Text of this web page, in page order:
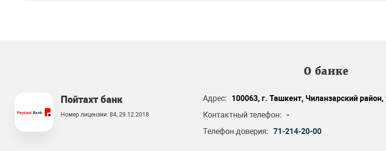
О банке
Пойтахт банк
Номер лицензии: 84, 29.12.2018
Адрес:
100063, г. Ташкент, Чиланзарский
Контактный телефон: -
Телефон доверия: 71-214-20-00